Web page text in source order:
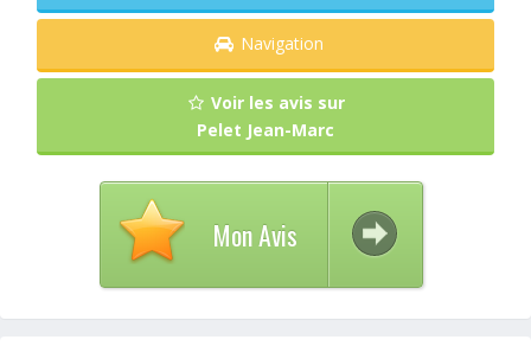
Navigation
Voir les avis sur
Pelet Jean-Marc
Mon Avis